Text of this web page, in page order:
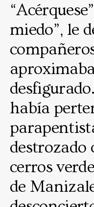
miedo”, le
había
destrozado
cerros
de